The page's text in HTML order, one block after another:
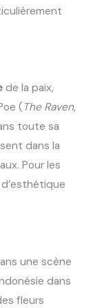
de la paix,
( The Raven,
toute sa
dans la
Pour les
une scène
dans
fleurs